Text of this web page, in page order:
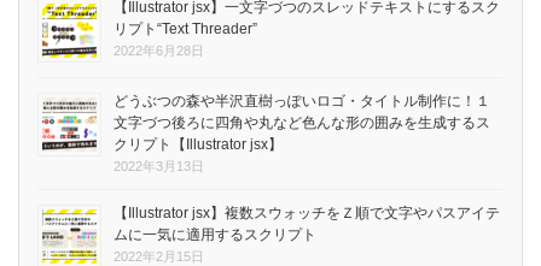
【Illustrator jsx】一文字づつのスレッドテキストにするスク
リプト“Text Threader”
2022年6月28日
どうぶつの森や半沢直樹っぽいロゴ・タイトル制作に！１
文字づつ後ろに四角や丸など色んな形の囲みを生成するス
クリプト【Illustrator jsx】
2022年3月13日
【Illustrator jsx】複数スウォッチをＺ順で文字やパスアイテ
ムに一気に適用するスクリプト
2022年2月15日